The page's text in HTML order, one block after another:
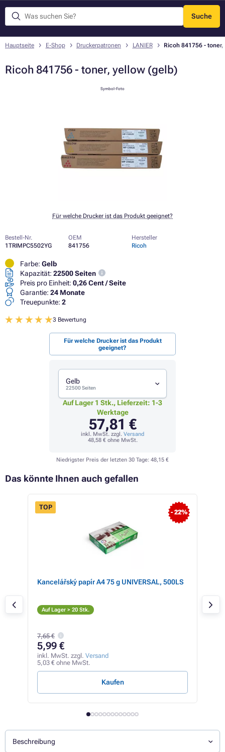
Suche
Menü
Hauptseite E-Shop Druckerpatronen LANIER Ricoh 841756 -
Ricoh 841756 - toner, yellow (gelb)
Symbol-Foto
Für welche Drucker ist das Produkt geeignet?
Bestell-Nr.
1TRIMPC5502YG
OEM
841756
Hersteller
Ricoh
Farbe: Gelb
Kapazität: 22500 Seiten
Preis pro Einheit: 0,26 Cent / Seite
Garantie: 24 Monate
Treuepunkte: 2
3 Bewertung
Für welche Drucker ist das Produkt
geeignet?
Gelb
22500 Seiten
Auf Lager 1 Stk., Lieferzeit: 1-3
Werktage
57,81 €
inkl. MwSt. zzgl. Versand
48,58 €ohne MwSt.
Niedrigster Preis der letzten 30 Tage: 48,15 €
Das könnte Ihnen auch gefallen
- 22%
TOP
Kancelářský papír A4 75 g UNIVERSAL, 500LS
Auf Lager > 20 Stk.
7,65 €
5,99 €
inkl. MwSt. zzgl. Versand
5,03 € ohne MwSt.
Kaufen
Beschreibung